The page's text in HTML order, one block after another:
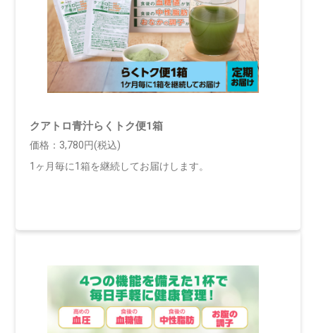
クアトロ青汁らくトク便1箱
価格：3,780円(税込)
1ヶ月毎に1箱を継続してお届けします。